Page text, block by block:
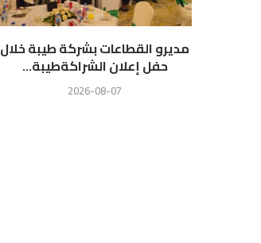
مديرو القطاعات بشركة طيبة خلال
حفل إعلان الشراكةطيبة...
2026-08-07